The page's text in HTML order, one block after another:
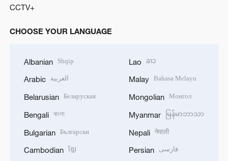
CCTV+
CHOOSE YOUR LANGUAGE
Albanian Shqip
Arabic العربية
Belarusian Беларуская
Bengali বাংলা
Bulgarian Български
Cambodian ខ្មែរ
Lao ລາວ
Malay Bahasa Melayu
Mongolian Монгол
Myanmar မြန်မာဘာသာ
Nepali नेपाली
Persian فارسی